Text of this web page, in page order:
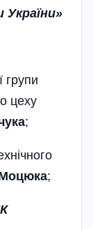
групи
цеху
;
;